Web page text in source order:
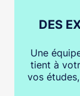
DES
Une
tient à
vos